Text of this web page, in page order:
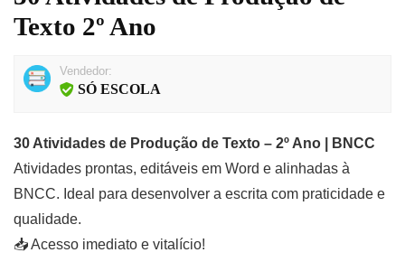
Texto 2º Ano
Vendedor:
SÓ ESCOLA
30 Atividades de Produção de Texto – 2º Ano | BNCC
Atividades prontas, editáveis em Word e alinhadas à
BNCC. Ideal para desenvolver a escrita com praticidade e
qualidade.
📥 Acesso imediato e vitalício!